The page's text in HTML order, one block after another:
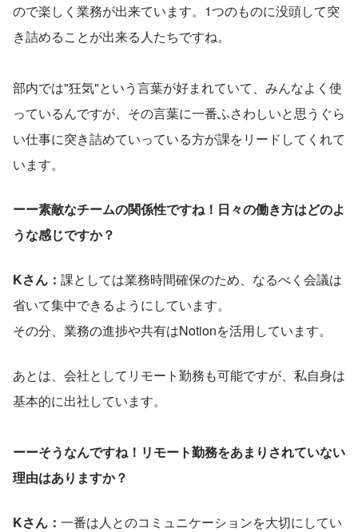
ので楽しく業務が出来ています。1つのものに没頭して突
き詰めることが出来る人たちですね。
部内では"狂気"という言葉が好まれていて、みんなよく使
っているんですが、その言葉に一番ふさわしいと思うぐら
い仕事に突き詰めていっている方が課をリードしてくれて
います。
ーー素敵なチームの関係性ですね！日々の働き方はどのよ
うな感じですか？
Kさん： 課としては業務時間確保のため、なるべく会議は
省いて集中できるようにしています。
その分、業務の進捗や共有はNotionを活用しています。
あとは、会社としてリモート勤務も可能ですが、私自身は
基本的に出社しています。
ーーそうなんですね！リモート勤務をあまりされていない
理由はありますか？
Kさん： 一番は人とのコミュニケーションを大切にしてい